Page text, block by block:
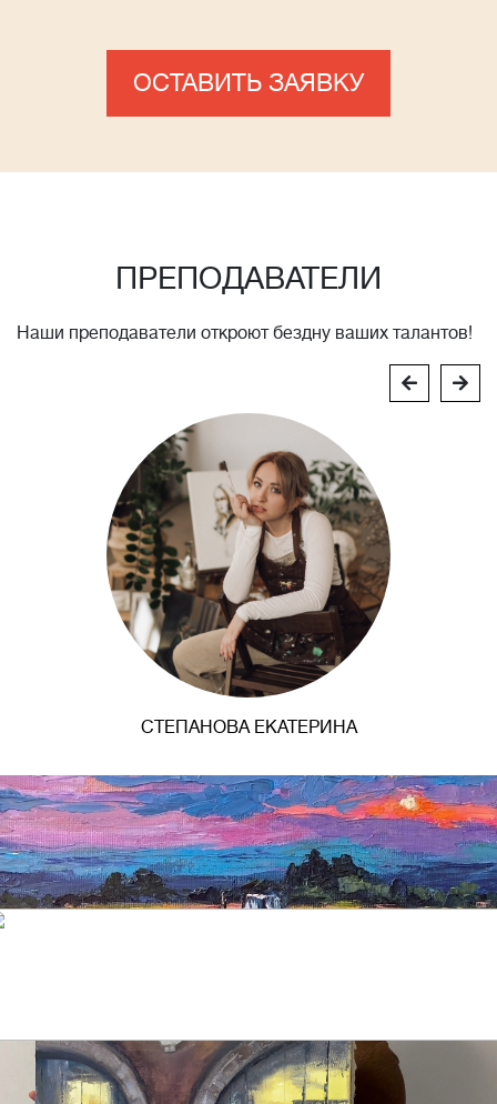
ОСТАВИТЬ ЗАЯВКУ
ПРЕПОДАВАТЕЛИ
Наши преподаватели откроют бездну ваших талантов!
СТЕПАНОВА ЕКАТЕРИНА